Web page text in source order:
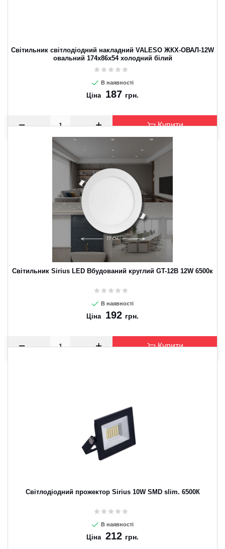
Світильник світлодіодний накладний VALESO ЖКХ-ОВАЛ-12W
овальний 174х86х54 холодний білий
В наявності
Ціна 187 грн.
Купити
Світильник Sirius LED Вбудований круглий GT-12B 12W 6500к
В наявності
Ціна 192 грн.
Купити
Світлодіодний прожектор Sirius 10W SМD slim. 6500К
В наявності
Ціна 212 грн.